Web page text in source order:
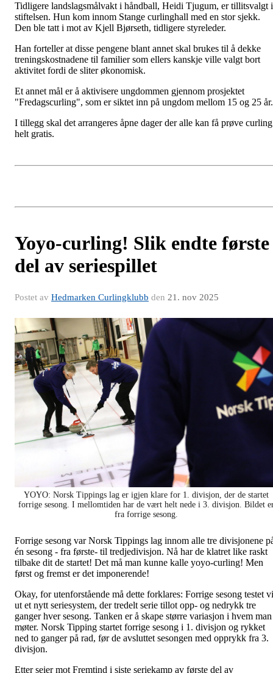
Tidligere landslagsmålvakt i håndball, Heidi Tjugum, er tillitsvalgt i
stiftelsen. Hun kom innom Stange curlinghall med en stor sjekk.
Den ble tatt i mot av Kjell Bjørseth, tidligere styreleder.
Han forteller at disse pengene blant annet skal brukes til å dekke
treningskostnadene til familier som ellers kanskje ville valgt bort
aktivitet fordi de sliter økonomisk.
Et annet mål er å aktivisere ungdommen gjennom prosjektet
"Fredagscurling", som er siktet inn på ungdom mellom 15 og 25 år.
I tillegg skal det arrangeres åpne dager der alle kan få prøve curling
helt gratis.
Yoyo-curling! Slik endte første
del av seriespillet
Postet av Hedmarken Curlingklubb den 21. nov 2025
YOYO: Norsk Tippings lag er igjen klare for 1. divisjon, der de startet
forrige sesong. I mellomtiden har de vært helt nede i 3. divisjon. Bildet
fra forrige sesong.
Forrige sesong var Norsk Tippings lag innom alle tre divisjonene
én sesong - fra første- til tredjedivisjon. Nå har de klatret like raskt
tilbake dit de startet! Det må man kunne kalle yoyo-curling! Men
først og fremst er det imponerende!
Okay, for utenforstående må dette forklares: Forrige sesong testet vi
ut et nytt seriesystem, der tredelt serie tillot opp- og nedrykk tre
ganger hver sesong. Tanken er å skape større variasjon i hvem man
møter. Norsk Tipping startet forrige sesong i 1. divisjon og rykket
ned to ganger på rad, før de avsluttet sesongen med opprykk fra 3.
divisjon.
Etter seier mot Fremtind i siste seriekamp av første del av